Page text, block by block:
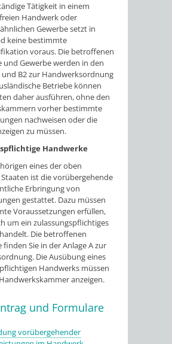
Tätigkeit in einem
Handwerk oder
Gewerbe setzt in
keine bestimmte
voraus. Die betroffenen
und Gewerbe werden in den
und B2 zur Handwerksordnung
Betriebe können
daher ausführen, ohne den
vorher bestimmte
nachweisen oder die
zu müssen.
Handwerke
eines der oben
ist die vorübergehende
Erbringung von
gestattet. Dazu müssen
Voraussetzungen erfüllen,
um ein zulassungspflichtiges
Die betroffenen
finden Sie in der Anlage A zur
Die Ausübung eines
Handwerks müssen
anzeigen.
und Formulare
vorübergehender